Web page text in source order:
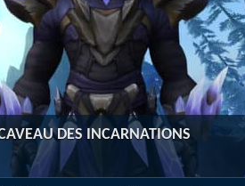
GUIDES
Les bastonneurs
Rivage Brisé
Débloquer le vol
Les invasions
Arme prodigieuse
Les réputations
Les
Les
Les
Les
Les
Les
DES INCARNATIONS